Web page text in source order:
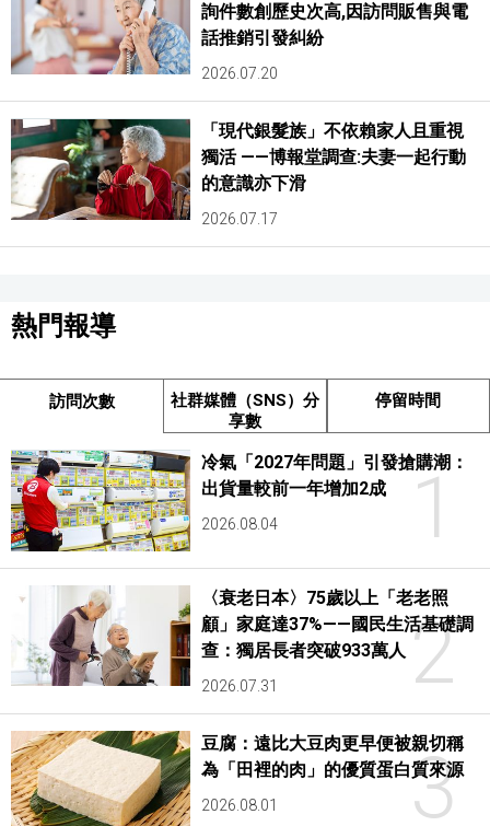
詢件數創歷史次高,因訪問販售與電
話推銷引發糾紛
2026.07.20
「現代銀髮族」不依賴家人且重視
獨活 ——博報堂調查:夫妻一起行動
的意識亦下滑
2026.07.17
熱門報導
訪問次數
社群媒體（SNS）分
享數
停留時間
1
冷氣「2027年問題」引發搶購潮：
出貨量較前一年增加2成
2026.08.04
2
〈衰老日本〉75歲以上「老老照
顧」家庭達37%——國民生活基礎調
查：獨居長者突破933萬人
2026.07.31
3
豆腐：遠比大豆肉更早便被親切稱
為「田裡的肉」的優質蛋白質來源
2026.08.01